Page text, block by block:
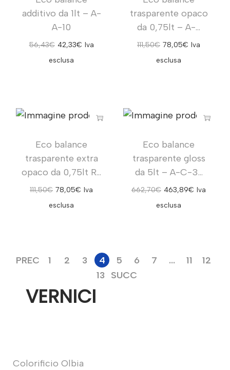
additivo da 1lt – A-
A-10
56,43€ 42,33€ Iva
esclusa
trasparente opaco
da 0,75lt – A-...
111,50€ 78,05€ Iva
esclusa
Eco balance
trasparente extra
opaco da 0,75lt R...
111,50€ 78,05€ Iva
esclusa
Eco balance
trasparente gloss
da 5lt – A-C-3...
662,70€ 463,89€ Iva
esclusa
PREC 1 2 3 4 5 6 7 … 11
12
13
SUCC
VERNICI
Colorificio Olbia